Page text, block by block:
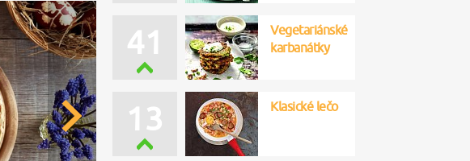
41
Vegetariánské
karbanátky
13 Klasické lečo